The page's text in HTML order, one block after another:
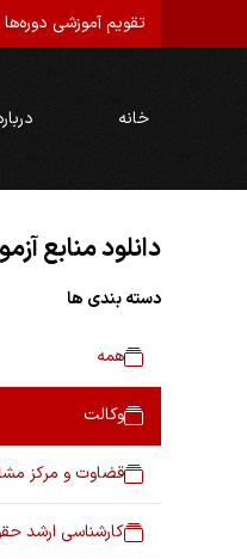
تقویم آموزشی دوره‌ها
خانه
دانلود منابع
دسته بندی ها
همه
وکالت
قضاوت و مرکز
کارشناسی ارشد